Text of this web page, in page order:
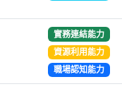
實務連結能力
資源利用能力
職場認知能力